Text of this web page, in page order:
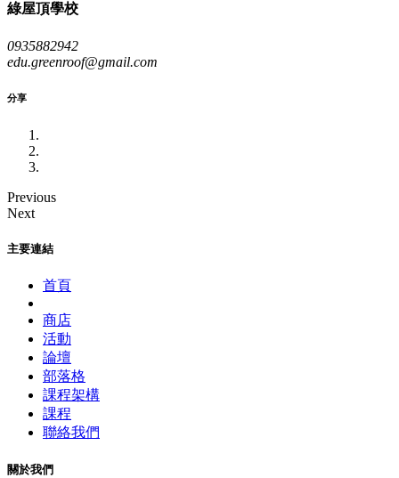
綠屋頂學校
0935882942
edu.greenroof@gmail.com
分享
Previous
Next
主要連結
首頁
商店
活動
論壇
部落格
課程架構
課程
聯絡我們
關於我們